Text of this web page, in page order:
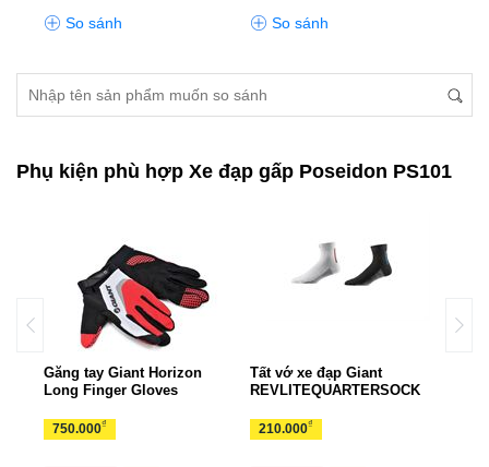
So sánh So sánh
Phụ kiện phù hợp Xe đạp gấp Poseidon PS101
Găng tay Giant Horizon
Long Finger Gloves
750.000₫
Tất vớ xe đạp Giant
REVLITEQUARTERSOCK
210.000₫